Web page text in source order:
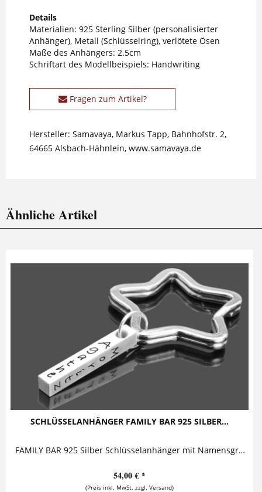
Details
Materialien: 925 Sterling Silber (personalisierter
Anhänger), Metall (Schlüsselring), verlötete Ösen
Maße des Anhängers: 2.5cm
Schriftart des Modellbeispiels: Handwriting
Fragen zum Artikel?
Hersteller: Samavaya, Markus Tapp, Bahnhofstr. 2,
64665 Alsbach-Hähnlein, www.samavaya.de
Ähnliche Artikel
SCHLÜSSELANHÄNGER FAMILY BAR 925 SILBER...
FAMILY BAR 925 Silber Schlüsselanhänger mit Namensgravur Schlüsselanhänger mit Gravur - ein massiver Silberbarren, beprägt mit bis zu vier...
54,00 € *
(Preis inkl. MwSt. zzgl. Versand)